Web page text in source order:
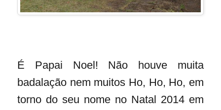
É Papai Noel! Não houve muita
badalação nem muitos Ho, Ho, Ho, em
torno do seu nome no Natal 2014 em